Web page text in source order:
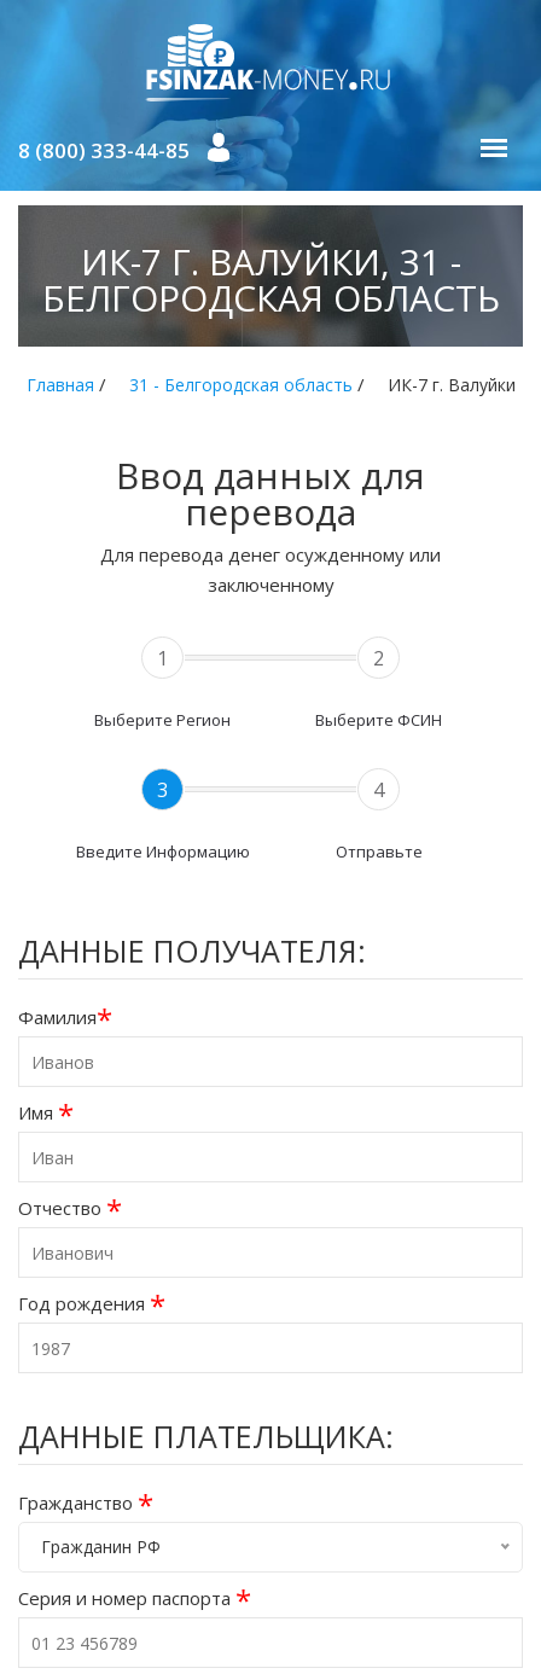
8 (800) 333-44-85
ИК-7 Г. ВАЛУЙКИ, 31 -
БЕЛГОРОДСКАЯ ОБЛАСТЬ
Главная / 31 - Белгородская область / ИК-7 г. Валуйки
Ввод данных для
перевода
Для перевода денег осужденному или
заключенному
1
Выберите Регион
2
Выберите ФСИН
3
Введите Информацию
4
Отправьте
ДАННЫЕ ПОЛУЧАТЕЛЯ:
Фамилия*
Имя *
Отчество *
Год рождения *
ДАННЫЕ ПЛАТЕЛЬЩИКА:
Гражданство *
Гражданин РФ
Серия и номер паспорта *